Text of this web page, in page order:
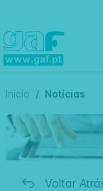
Inicio Notícias
Voltar